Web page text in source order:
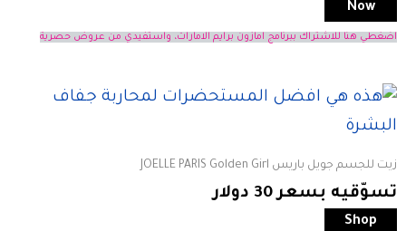
Now
اضغطي هنا للاشتراك ببرنامج امازون برايم الامارات، واستفيدي من عروض حصرية
زيت للجسم جويل باريس JOELLE PARIS Golden Girl
تسوّقيه بسعر 30 دولار
Shop